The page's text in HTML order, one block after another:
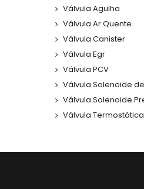
Válvula Agulha
Válvula Ar Quente
Válvula Canister
Válvula Egr
Válvula PCV
Válvula Solenoide
Válvula Solenoide
Válvula Termostática